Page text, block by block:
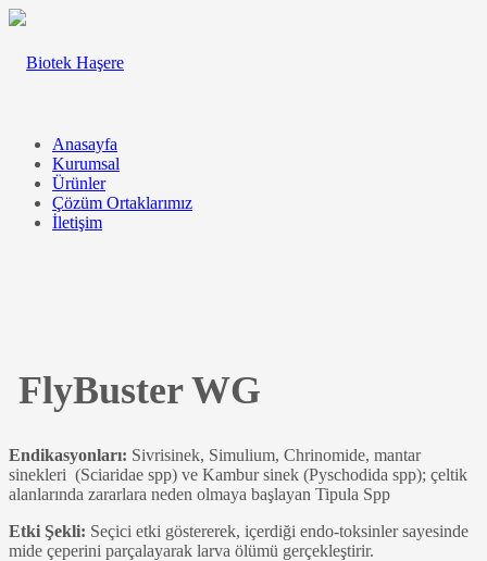
Anasayfa
Kurumsal
Ürünler
Çözüm Ortaklarımız
İletişim
FlyBuster WG
Endikasyonları: Sivrisinek, Simulium, Chrinomide, mantar
sinekleri (Sciaridae spp) ve Kambur sinek (Pyschodida spp); çeltik
alanlarında zararlara neden olmaya başlayan Tipula Spp
Etki Şekli: Seçici etki göstererek, içerdiği endo-toksinler sayesinde
mide çeperini parçalayarak larva ölümü gerçekleştirir.